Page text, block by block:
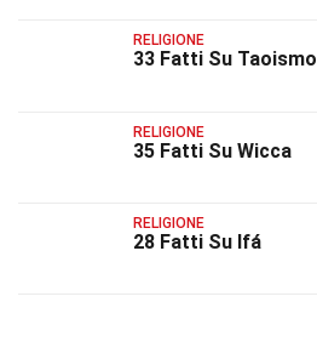
RELIGIONE
33 Fatti Su Taoismo
RELIGIONE
35 Fatti Su Wicca
RELIGIONE
28 Fatti Su Ifá